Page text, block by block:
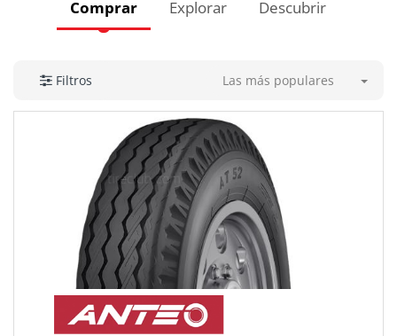
Comprar Explorar Descubrir
Filtros Las más populares